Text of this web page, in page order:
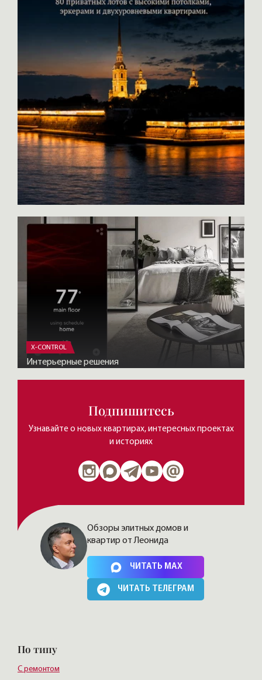
X-CONTROL
Интерьерные решения
Подпишитесь
Узнавайте о новых квартирах, интересных проектах
и историях
Нажимая на кнопку, Вы соглашаетесь cполитикой сайта
Обзоры элитных домов и
квартир от Леонида
ЧИТАТЬ MAX
ЧИТАТЬ ТЕЛЕГРАМ
По типу
С ремонтом